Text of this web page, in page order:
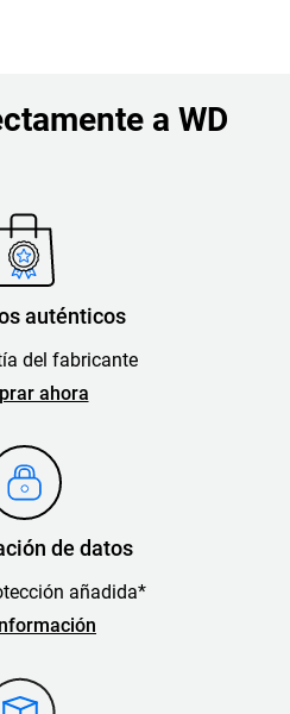
a WD
auténticos
del fabricante
ahora
de datos
añadida*